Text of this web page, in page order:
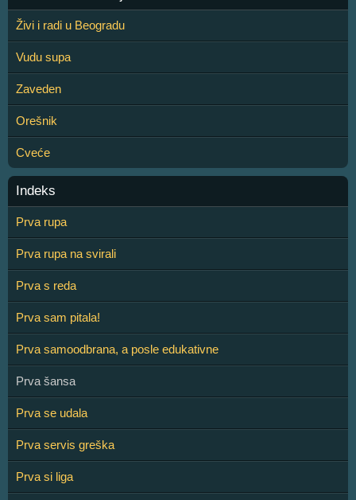
Živi i radi u Beogradu
Vudu supa
Zaveden
Orešnik
Cveće
Indeks
Prva rupa
Prva rupa na svirali
Prva s reda
Prva sam pitala!
Prva samoodbrana, a posle edukativne
Prva šansa
Prva se udala
Prva servis greška
Prva si liga